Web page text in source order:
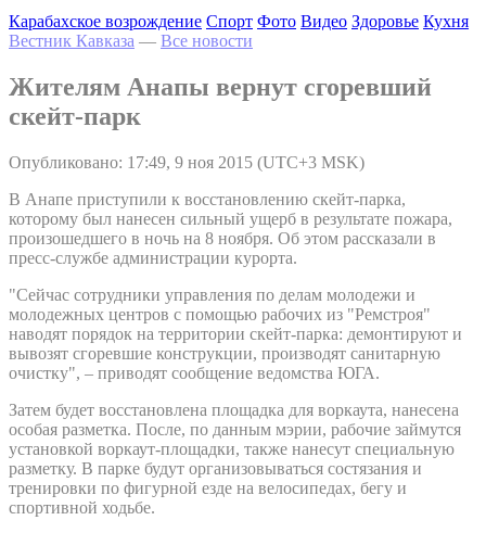
Карабахское возрождение Спорт Фото Видео Здоровье Кухня
Вестник Кавказа — Все новости
Жителям Анапы вернут сгоревший
скейт-парк
Опубликовано: 17:49, 9 ноя 2015 (UTC+3 MSK)
В Анапе приступили к восстановлению скейт-парка,
которому был нанесен сильный ущерб в результате пожара,
произошедшего в ночь на 8 ноября. Об этом рассказали в
пресс-службе администрации курорта.
"Сейчас сотрудники управления по делам молодежи и
молодежных центров с помощью рабочих из "Ремстроя"
наводят порядок на территории скейт-парка: демонтируют и
вывозят сгоревшие конструкции, производят санитарную
очистку", – приводят сообщение ведомства ЮГА.
Затем будет восстановлена площадка для воркаута, нанесена
особая разметка. После, по данным мэрии, рабочие займутся
установкой воркаут-площадки, также нанесут специальную
разметку. В парке будут организовываться состязания и
тренировки по фигурной езде на велосипедах, бегу и
спортивной ходьбе.